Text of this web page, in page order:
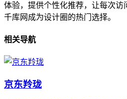
体验，提供个性化推荐，让每次访
千库网成为设计圈的热门选择。
相关导航
京东羚珑